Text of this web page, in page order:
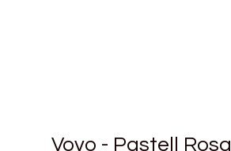
Vovo - Pastell Rosa